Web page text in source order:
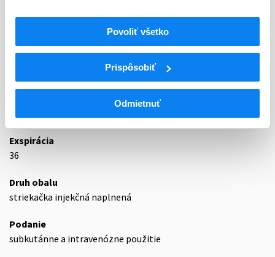
Povoliť všetko
Prispôsobiť
Odmietnuť
Cytostatiká a imunomodulátory
L03A
Imunostimulanciá (zmena WHO)
Faktory stimulujúce kolónie
L03AA02
Filgrastim
Podrobnosti o lieku
Exspirácia
36
Druh obalu
striekačka injekčná naplnená
Podanie
subkutánne a intravenózne použitie